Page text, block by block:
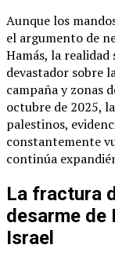
Aunque los
el argumento de
Hamás, la
devastador sobre
campaña y zonas
octubre de 2025,
palestinos,
constantemente
continúa
La fractura
desarme de
Israel